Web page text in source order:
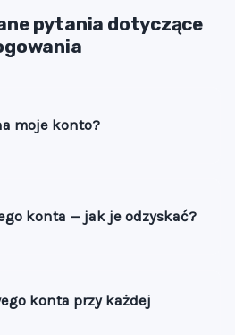
pytania dotyczące
moje konto?
konta — jak je odzyskać?
konta przy każdej